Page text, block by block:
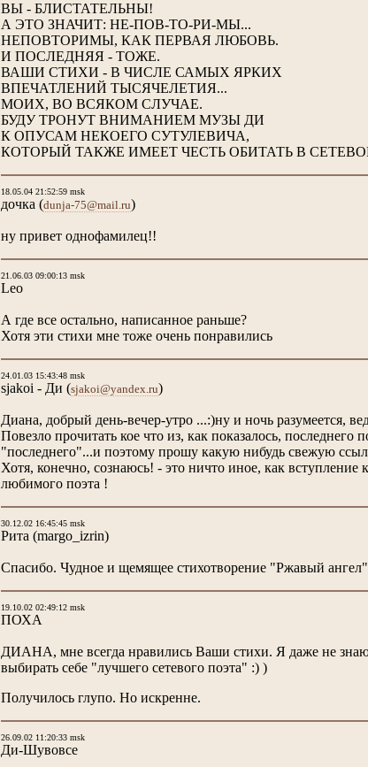
ВЫ - БЛИСТАТЕЛЬНЫ!
А ЭТО ЗНАЧИТ: НЕ-ПОВ-ТО-РИ-МЫ...
НЕПОВТОРИМЫ, КАК ПЕРВАЯ ЛЮБОВЬ.
И ПОСЛЕДНЯЯ - ТОЖЕ.
ВАШИ СТИХИ - В ЧИСЛЕ САМЫХ ЯРКИХ
ВПЕЧАТЛЕНИЙ ТЫСЯЧЕЛЕТИЯ...
МОИХ, ВО ВСЯКОМ СЛУЧАЕ.
БУДУ ТРОНУТ ВНИМАНИЕМ МУЗЫ ДИ
К ОПУСАМ НЕКОЕГО СУТУЛЕВИЧА,
КОТОРЫЙ ТАКЖЕ ИМЕЕТ ЧЕСТЬ ОБИТАТЬ В
18.05.04 21:52:59 msk
дочка (dunja-75@mail.ru)
ну привет однофамилец!!
21.06.03 09:00:13 msk
Leo
А где все остально, написанное раньше?
Хотя эти стихи мне тоже очень понравились
24.01.03 15:43:48 msk
sjakoi - Ди (sjakoi@yandex.ru)
Диана, добрый день-вечер-утро ...:)ну и ночь разумеется,
Повезло прочитать кое что из, как показалось,
"последнего"...и поэтому прошу какую нибудь свежую
Хотя, конечно, сознаюсь! - это ничто иное, как
любимого поэта !
30.12.02 16:45:45 msk
Рита (margo_izrin)
Спасибо. Чудное и щемящее стихотворение "Ржавый
19.10.02 02:49:12 msk
ПОХА
ДИАНА, мне всегда нравились Ваши стихи. Я даже не
выбирать себе "лучшего сетевого поэта" :) )
Получилось глупо. Но искренне.
26.09.02 11:20:33 msk
Ди-Шувовсе